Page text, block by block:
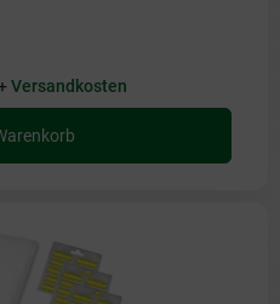
Versandkosten